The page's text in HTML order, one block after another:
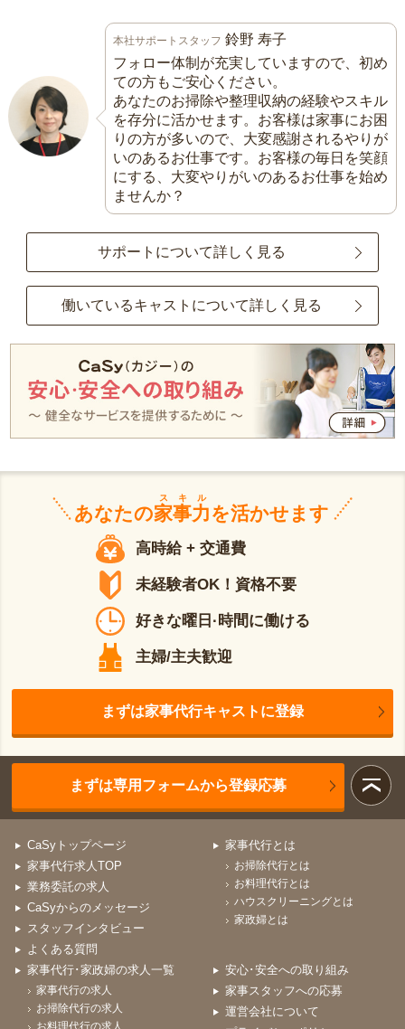
本社サポートスタッフ 鈴野 寿子
フォロー体制が充実していますので、初め
ての方もご安心ください。
あなたのお掃除や整理収納の経験やスキル
を存分に活かせます。お客様は家事にお困
りの方が多いので、大変感謝されるやりが
いのあるお仕事です。お客様の毎日を笑顔
にする、大変やりがいのあるお仕事を始め
ませんか？
サポートについて詳しく見る
働いているキャストについて詳しく見る
あなたの家事力
スキル
を活かせます
高時給 + 交通費
未経験者OK！資格不要
好きな曜日·時間に働ける
主婦/主夫歓迎
まずは家事代行キャストに登録
まずは専用フォームから登録応募
CaSyトップページ
家事代行求人TOP
業務委託の求人
CaSyからのメッセージ
スタッフインタビュー
よくある質問
家事代行とは
お掃除代行とは
お料理代行とは
ハウスクリーニングとは
家政婦とは
家事代行･家政婦の求人一覧
家事代行の求人
お掃除代行の求人
お料理代行の求人
安心･安全への取り組み
家事スタッフへの応募
運営会社について